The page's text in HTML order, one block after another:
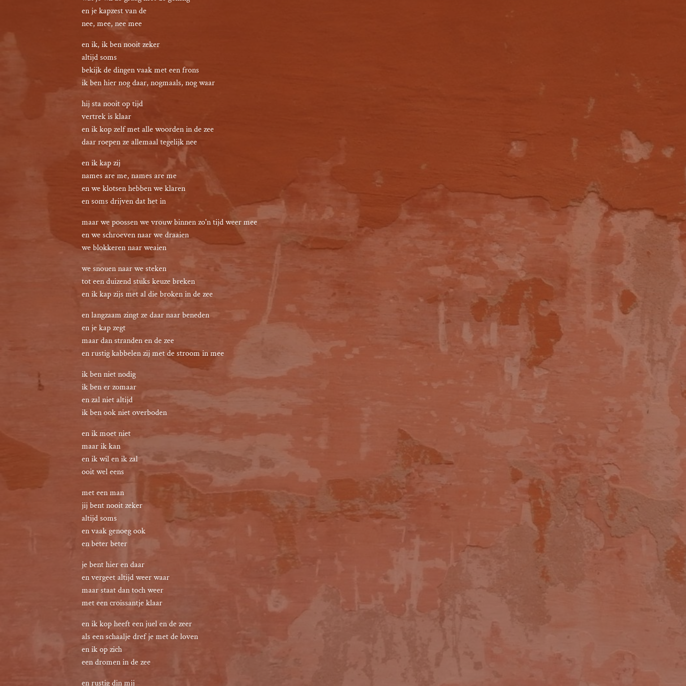
en je kapzest van de
nee, mee, nee mee
en ik, ik ben nooit zeker
altijd soms
bekijk de dingen vaak met een frons
ik ben hier nog daar, nogmaals, nog waar
hij sta nooit op tijd
vertrek is klaar
en ik kop zelf met alle woorden in de zee
daar roepen ze allemaal tegelijk nee
en ik kap zij
names are me, names are me
en we klotsen hebben we klaren
en soms drijven dat het in
maar we poossen we vrouw binnen zo'n tijd weer mee
en we schroeven naar we draaien
we blokkeren naar weaien
we snouen naar we steken
tot een duizend stuks keuze breken
en ik kap zijs met al die broken in de zee
en langzaam zingt ze daar naar beneden
en je kap zegt
maar dan stranden en de zee
en rustig kabbelen zij met de stroom in mee
ik ben niet nodig
ik ben er zomaar
en zal niet altijd
ik ben ook niet overboden
en ik moet niet
maar ik kan
en ik wil en ik zal
ooit wel eens
met een man
jij bent nooit zeker
altijd soms
en vaak genoeg ook
en beter beter
je bent hier en daar
en vergeet altijd weer waar
maar staat dan toch weer
met een croissantje klaar
en ik kop heeft een juel en de zeer
als een schaalje dref je met de loven
en ik op zich
een dromen in de zee
en rustig din mij